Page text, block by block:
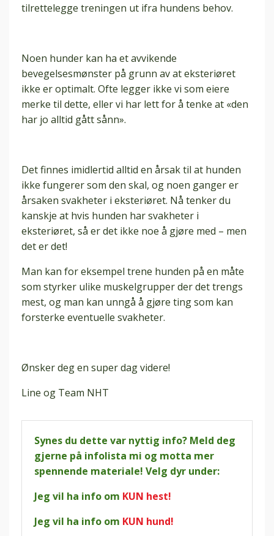
tilrettelegge treningen ut ifra hundens behov.
Noen hunder kan ha et avvikende
bevegelsesmønster på grunn av at eksteriøret
ikke er optimalt. Ofte legger ikke vi som eiere
merke til dette, eller vi har lett for å tenke at «den
har jo alltid gått sånn».
Det finnes imidlertid alltid en årsak til at hunden
ikke fungerer som den skal, og noen ganger er
årsaken svakheter i eksteriøret. Nå tenker du
kanskje at hvis hunden har svakheter i
eksteriøret, så er det ikke noe å gjøre med – men
det er det!
Man kan for eksempel trene hunden på en måte
som styrker ulike muskelgrupper der det trengs
mest, og man kan unngå å gjøre ting som kan
forsterke eventuelle svakheter.
Ønsker deg en super dag videre!
Line og Team NHT
Synes du dette var nyttig info? Meld deg
gjerne på infolista mi og motta mer
spennende materiale! Velg dyr under:
Jeg vil ha info om KUN hest!
Jeg vil ha info om KUN hund!